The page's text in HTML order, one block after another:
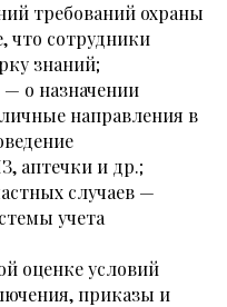
требований охраны
что сотрудники
знаний;
о назначении
направления в
аптечки и др.;
случаев —
учета
оценке условий
приказы и